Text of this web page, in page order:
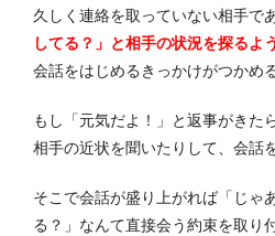
久しく連絡を取っていない相手で
してる？」と相手の状況を探るよ
会話をはじめるきっかけがつかめ
もし「元気だよ！」と返事がきた
相手の近状を聞いたりして、会話
そこで会話が盛り上がれば「じゃ
る？」なんて直接会う約束を取り